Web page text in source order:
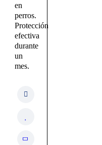
en
perros.
Protección
efectiva
durante
un
mes.